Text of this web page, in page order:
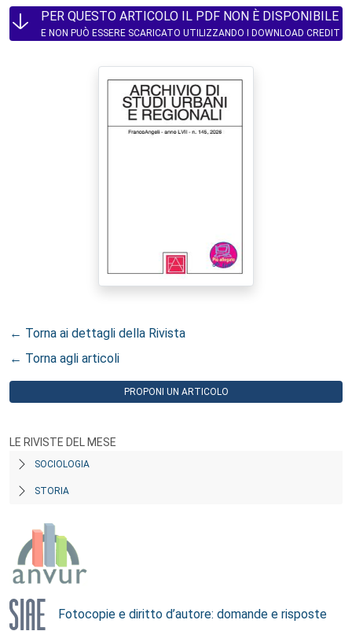
PER QUESTO ARTICOLO IL PDF NON È DISPONIBILE
E NON PUÒ ESSERE SCARICATO UTILIZZANDO I DOWNLOAD CREDIT
← Torna ai dettagli della Rivista
← Torna agli articoli
PROPONI UN ARTICOLO
LE RIVISTE DEL MESE
SOCIOLOGIA
STORIA
Fotocopie e diritto d’autore: domande e risposte